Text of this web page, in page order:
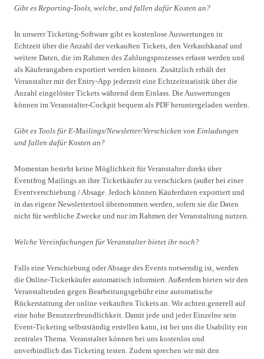
Gibt es Reporting-Tools, welche, und fallen dafür Kosten an?
In unserer Ticketing-Software gibt es kostenlose Auswertungen in
Echtzeit über die Anzahl der verkauften Tickets, den Verkaufskanal und
weitere Daten, die im Rahmen des Zahlungsprozesses erfasst werden und
als Käuferangaben exportiert werden können. Zusätzlich erhält der
Veranstalter mit der Entry-App jederzeit eine Echtzeitstatistik über die
Anzahl eingelöster Tickets während dem Einlass. Die Auswertungen
können im Veranstalter-Cockpit bequem als PDF heruntergeladen werden.
Gibt es Tools für E-Mailings/Newsletter/Verschicken von Einladungen
und fallen dafür Kosten an?
Momentan besteht keine Möglichkeit für Veranstalter direkt über
Eventfrog Mailings an ihre Ticketkäufer zu verschicken (außer bei einer
Eventverschiebung / Absage. Jedoch können Käuferdaten exportiert und
in das eigene Newslettertool übernommen werden, sofern sie die Daten
nicht für werbliche Zwecke und nur im Rahmen der Veranstaltung nutzen.
Welche Vereinfachungen für Veranstalter bietet ihr noch?
Falls eine Verschiebung oder Absage des Events notwendig ist, werden
die Online-Ticketkäufer automatisch informiert. Außerdem bieten wir den
Veranstaltenden gegen Bearbeitungsgebühr eine automatische
Rückerstattung der online verkauften Tickets an. Wir achten generell auf
eine hohe Benutzerfreundlichkeit. Damit jede und jeder Einzelne sein
Event-Ticketing selbstständig erstellen kann, ist bei uns die Usability ein
zentrales Thema. Veranstalter können bei uns kostenlos und
unverbindlich das Ticketing testen. Zudem sprechen wir mit den